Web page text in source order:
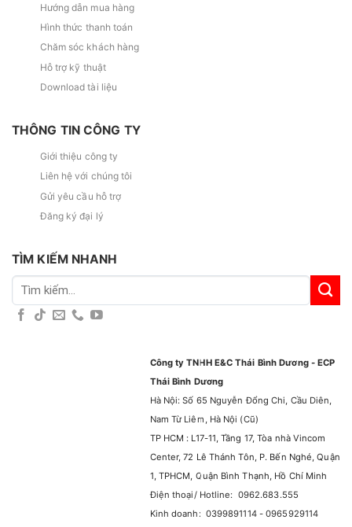
Hướng dẫn mua hàng
Hình thức thanh toán
Chăm sóc khách hàng
Hỗ trợ kỹ thuật
Download tài liệu
THÔNG TIN CÔNG TY
Giới thiệu công ty
Liên hệ với chúng tôi
Gửi yêu cầu hỗ trợ
Đăng ký đại lý
TÌM KIẾM NHANH
Tìm
kiếm:
Công ty TNHH E&C Thái Bình Dương - ECP
Thái Bình Dương
Hà Nội: Số 65 Nguyễn Đổng Chi, Cầu Diên,
Nam Từ Liêm, Hà Nội (Cũ)
TP HCM : L17-11, Tầng 17, Tòa nhà Vincom
Center, 72 Lê Thánh Tôn, P. Bến Nghé, Quận
1, TPHCM, Quận Bình Thạnh, Hồ Chí Minh
Điện thoại/ Hotline: 0962.683.555
Kinh doanh: 0399891114 - 0965929114